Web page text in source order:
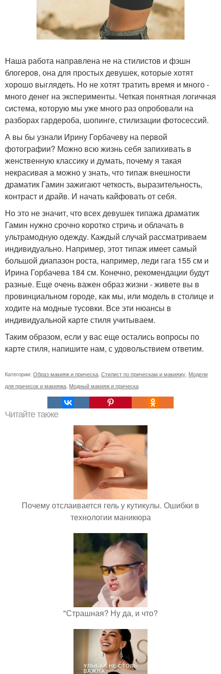
Наша работа направлена не на стилистов и фэшн
блогеров, она для простых девушек, которые хотят
хорошо выглядеть. Но не хотят тратить время и много -
много денег на эксперименты. Четкая понятная логичная
система, которую мы уже много раз опробовали на
разборах гардероба, шопинге, стилизации фотосессий.
А вы бы узнали Ирину Горбачеву на первой
фотографии? Можно всю жизнь себя запихивать в
женственную классику и думать, почему я такая
некрасивая а можно у знать, что типаж внешности
драматик Гамин зажигают четкость, выразительность,
контраст и драйв. И начать кайфовать от себя.
Но это не значит, что всех девушек типажа драматик
Гамин нужно срочно коротко стричь и облачать в
ультрамодную одежду. Каждый случай рассматриваем
индивидуально. Например, этот типаж имеет самый
большой диапазон роста, например, леди гага 155 см и
Ирина Горбачева 184 см. Конечно, рекомендации будут
разные. Еще очень важен образ жизни - живете вы в
провинциальном городе, как мы, или модель в столице и
ходите на модные тусовки. Все эти нюансы в
индивидуальной карте стиля учитываем.
Таким образом, если у вас еще остались вопросы по
карте стиля, напишите нам, с удовольствием ответим.
Категории: Образ макияж и прическа Стилист по прическам и макияжу Модели
для причесок и макияжа Модный макияж и прическа
Читайте также
Почему отслаивается гель у кутикулы. Ошибки в
технологии маникюра
"Страшная? Ну да, и что?